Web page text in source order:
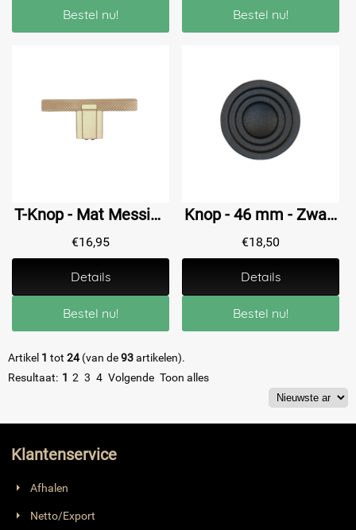
Bestel nu! Bestel nu!
T-Knop - Mat Messing - Geribbeld
€16,95
Details
Bestel nu!
Knop - 46 mm - Zwart
€18,50
Details
Bestel nu!
Artikel 1 tot 24(van de93artikelen).
Resultaat: 1 2 3 4 Volgende Toon alles
Klantenservice
Afhalen
Netto/Export